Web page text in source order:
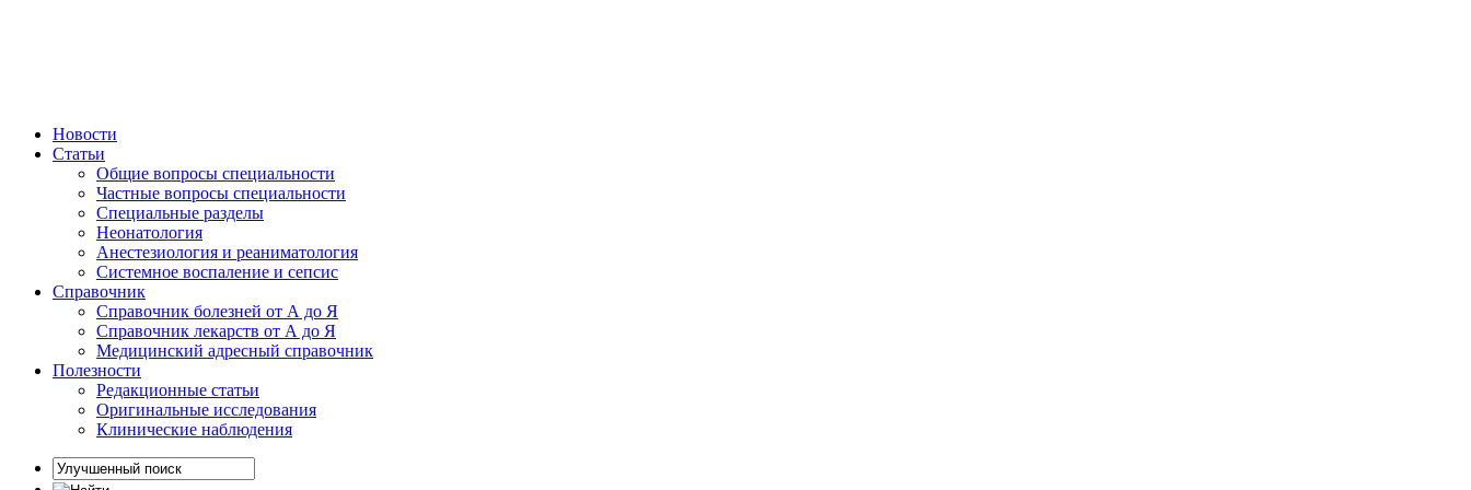
Новости
Статьи
Общие вопросы специальности
Частные вопросы специальности
Специальные разделы
Неонатология
Анестезиология и реаниматология
Системное воспаление и сепсис
Справочник
Справочник болезней от А до Я
Справочник лекарств от А до Я
Медицинский адресный справочник
Полезности
Редакционные статьи
Оригинальные исследования
Клинические наблюдения